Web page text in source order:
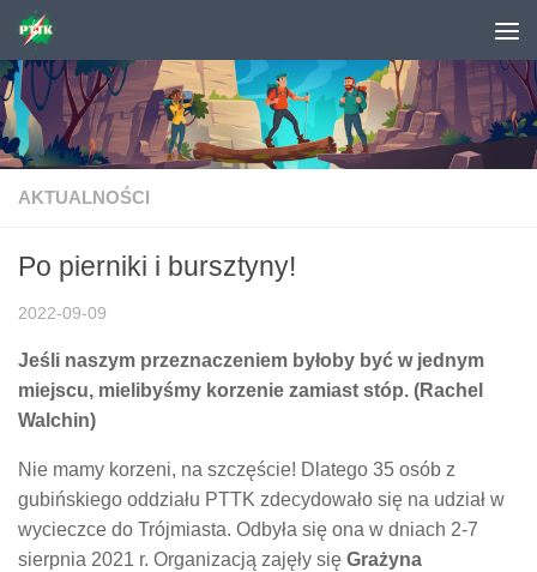
Skip to content
AKTUALNOŚCI
Po pierniki i bursztyny!
2022-09-09
Jeśli naszym przeznaczeniem byłoby być w jednym
miejscu, mielibyśmy korzenie zamiast stóp. (Rachel
Walchin)
Nie mamy korzeni, na szczęście! Dlatego 35 osób z
gubińskiego oddziału PTTK zdecydowało się na udział w
wycieczce do Trójmiasta. Odbyła się ona w dniach 2-7
sierpnia 2021 r. Organizacją zajęły się Grażyna